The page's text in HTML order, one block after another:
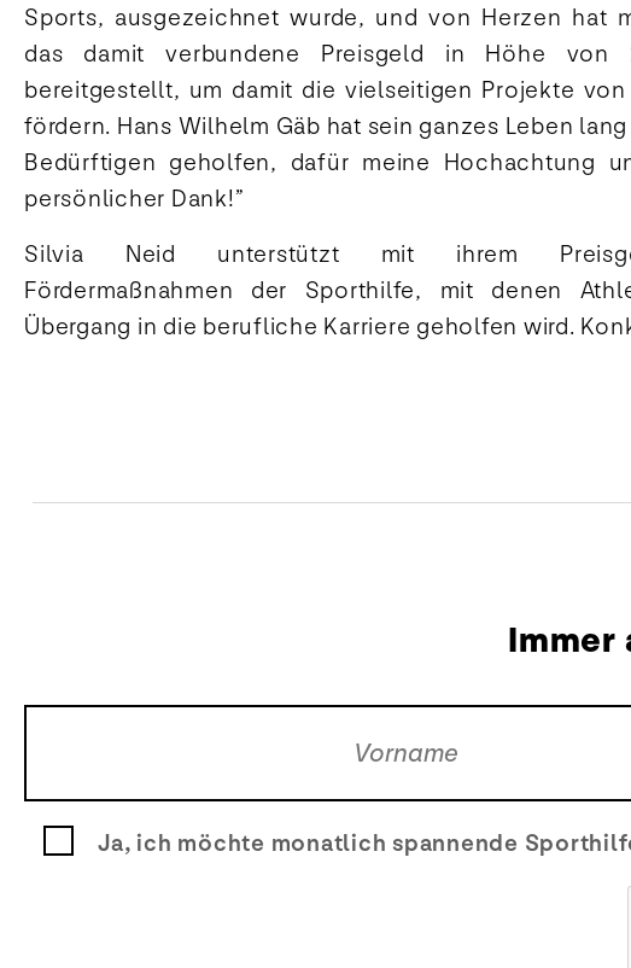
Sports, ausgezeichnet wurde, und von Herzen hat
das damit verbundene Preisgeld in Höhe von
bereitgestellt, um damit die vielseitigen Projekte von
fördern. Hans Wilhelm Gäb hat sein ganzes Leben
Bedürftigen geholfen, dafür meine Hochachtung
persönlicher Dank!”
Silvia Neid unterstützt mit ihrem
Fördermaßnahmen der Sporthilfe, mit denen
Übergang in die berufliche Karriere geholfen wird.
Immer
Ja, ich möchte monatlich spannende